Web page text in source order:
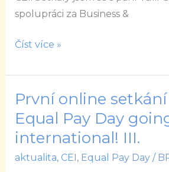
spolupráci za Business &
motivující.
Číst více »
První online
Equal Pay Day
international! III.
aktualita, CEI , Equal Pay Day/
První
online
setkání
partnerů
Equal